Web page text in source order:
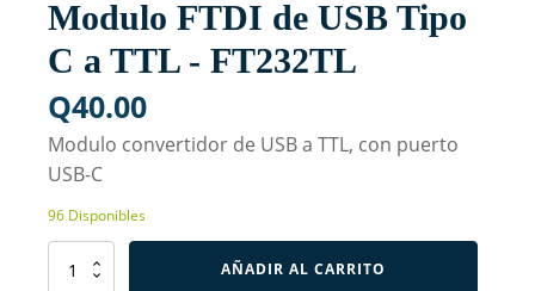
Modulo FTDI de USB Tipo
C a TTL - FT232TL
Q40.00
Modulo convertidor de USB a TTL, con puerto
USB-C
96 Disponibles
Modulo
AÑADIR AL CARRITO